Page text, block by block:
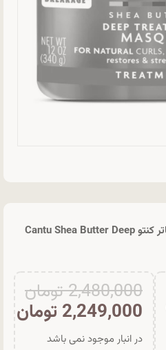
ماسک مو درمانی موی فر شی باتر کنتو Cantu Shea Butter Deep
2,480,000تومان
2,249,000 تومان
در انبار موجود نمی باشد